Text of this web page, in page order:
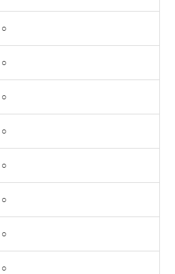
○
○
○
○
○
○
○
○